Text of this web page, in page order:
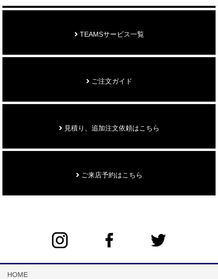
TEAMSサービス一覧
ご注文ガイド
見積り、追加注文依頼はこちら
ご来店予約はこちら
HOME